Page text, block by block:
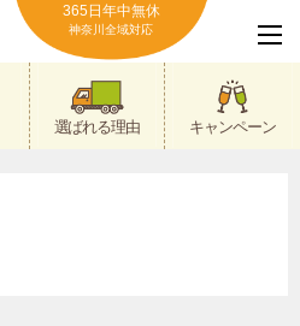
365日年中無休
神奈川全域対応
選ばれる理由 キャンペーン